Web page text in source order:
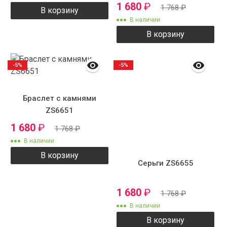
В корзину 1 680 ₽ 1 768₽
В наличии
В корзину
Браслет с камнями
ZS6651
1 680 ₽ 1 768₽
В наличии
В корзину
-5%
Серьги ZS6655
1 680 ₽ 1 768₽
В наличии
В корзину
-5%